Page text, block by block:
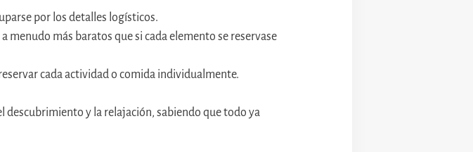
por los detalles logísticos.
menudo más baratos que si cada elemento se reservase
cada actividad o comida individualmente.
descubrimiento y la relajación, sabiendo que todo ya